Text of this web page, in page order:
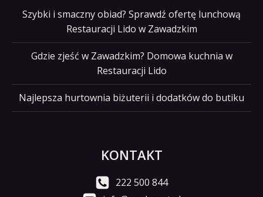
Szybki i smaczny obiad? Sprawdź ofertę lunchową
Restauracji Lido w Zawadzkim
Gdzie zjeść w Zawadzkim? Domowa kuchnia w
Restauracji Lido
Najlepsza hurtownia biżuterii i dodatków do butiku
KONTAKT
222 500 844